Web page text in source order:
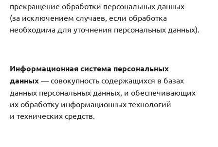
прекращение обработки персональных данных
(за исключением случаев, если обработка
необходима для уточнения персональных данных).
Информационная система персональных
данных — совокупность содержащихся в базах
данных персональных данных, и обеспечивающих
их обработку информационных технологий
и технических средств.